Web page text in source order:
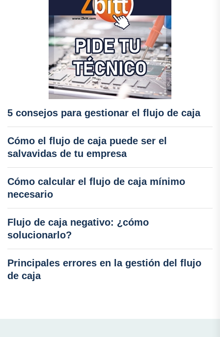
5 consejos para gestionar el flujo de caja
Cómo el flujo de caja puede ser el
salvavidas de tu empresa
Cómo calcular el flujo de caja mínimo
necesario
Flujo de caja negativo: ¿cómo
solucionarlo?
Principales errores en la gestión del flujo
de caja